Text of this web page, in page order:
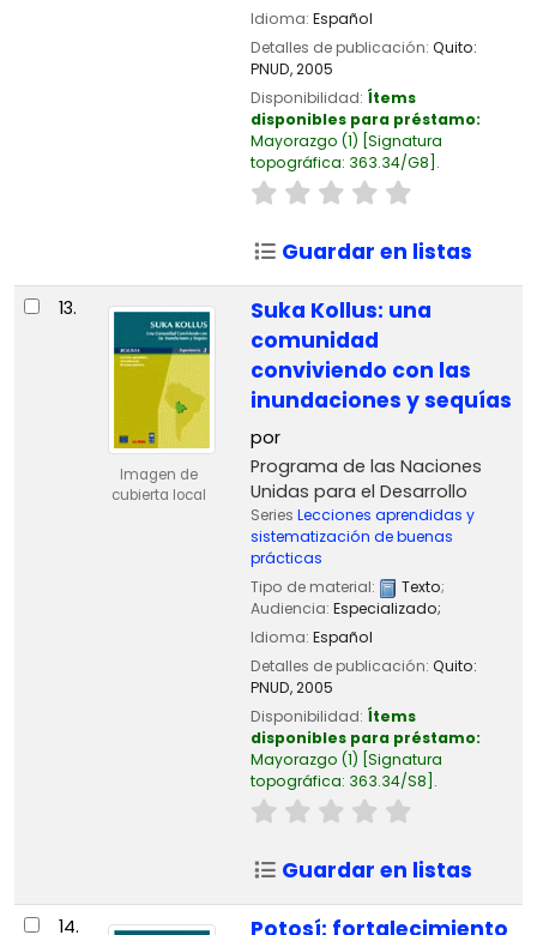
Idioma: Español
Detalles de publicación: Quito:
PNUD,2005
Disponibilidad: Ítems
disponibles para préstamo:
Mayorazgo (1) Signatura
topográfica: 363.34/G8 .
Guardar en listas
13.
Imagen de
cubierta local
Suka Kollus: una
comunidad
conviviendo con las
inundaciones y sequías
por
Programa de las Naciones
Unidas para el Desarrollo
Series Lecciones aprendidas y
sistematización de buenas
prácticas
Tipo de material:
Texto;
Audiencia: Especializado;
Idioma: Español
Detalles de publicación: Quito:
PNUD,2005
Disponibilidad: Ítems
disponibles para préstamo:
Mayorazgo (1) Signatura
topográfica: 363.34/S8 .
Guardar en listas
14.
Potosí: fortalecimiento